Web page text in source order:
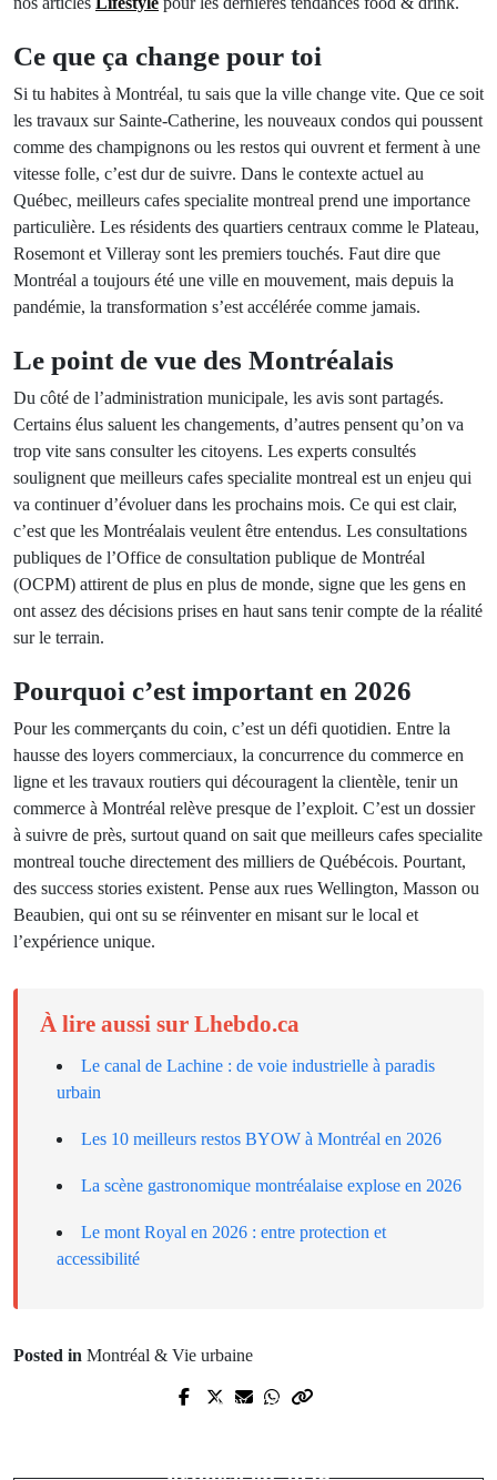
Ce que ça change pour toi
Si tu habites à Montréal, tu sais que la ville change vite. Que ce soit
les travaux sur Sainte-Catherine, les nouveaux condos qui poussent
comme des champignons ou les restos qui ouvrent et ferment à une
vitesse folle, c’est dur de suivre. Dans le contexte actuel au
Québec, meilleurs cafes specialite montreal prend une importance
particulière. Les résidents des quartiers centraux comme le Plateau,
Rosemont et Villeray sont les premiers touchés. Faut dire que
Montréal a toujours été une ville en mouvement, mais depuis la
pandémie, la transformation s’est accélérée comme jamais.
Le point de vue des Montréalais
Du côté de l’administration municipale, les avis sont partagés.
Certains élus saluent les changements, d’autres pensent qu’on va
trop vite sans consulter les citoyens. Les experts consultés
soulignent que meilleurs cafes specialite montreal est un enjeu qui
va continuer d’évoluer dans les prochains mois. Ce qui est clair,
c’est que les Montréalais veulent être entendus. Les consultations
publiques de l’Office de consultation publique de Montréal
(OCPM) attirent de plus en plus de monde, signe que les gens en
ont assez des décisions prises en haut sans tenir compte de la réalité
sur le terrain.
Pourquoi c’est important en 2026
Pour les commerçants du coin, c’est un défi quotidien. Entre la
hausse des loyers commerciaux, la concurrence du commerce en
ligne et les travaux routiers qui découragent la clientèle, tenir un
commerce à Montréal relève presque de l’exploit. C’est un dossier
à suivre de près, surtout quand on sait que meilleurs cafes specialite
montreal touche directement des milliers de Québécois. Pourtant,
des success stories existent. Pense aux rues Wellington, Masson ou
Beaubien, qui ont su se réinventer en misant sur le local et
l’expérience unique.
À lire aussi sur Lhebdo.ca
Le canal de Lachine : de voie industrielle à paradis
urbain
Les 10 meilleurs restos BYOW à Montréal en 2026
La scène gastronomique montréalaise explose en 2026
Le mont Royal en 2026 : entre protection et
accessibilité
Posted in Montréal & Vie urbaine
Prev Post